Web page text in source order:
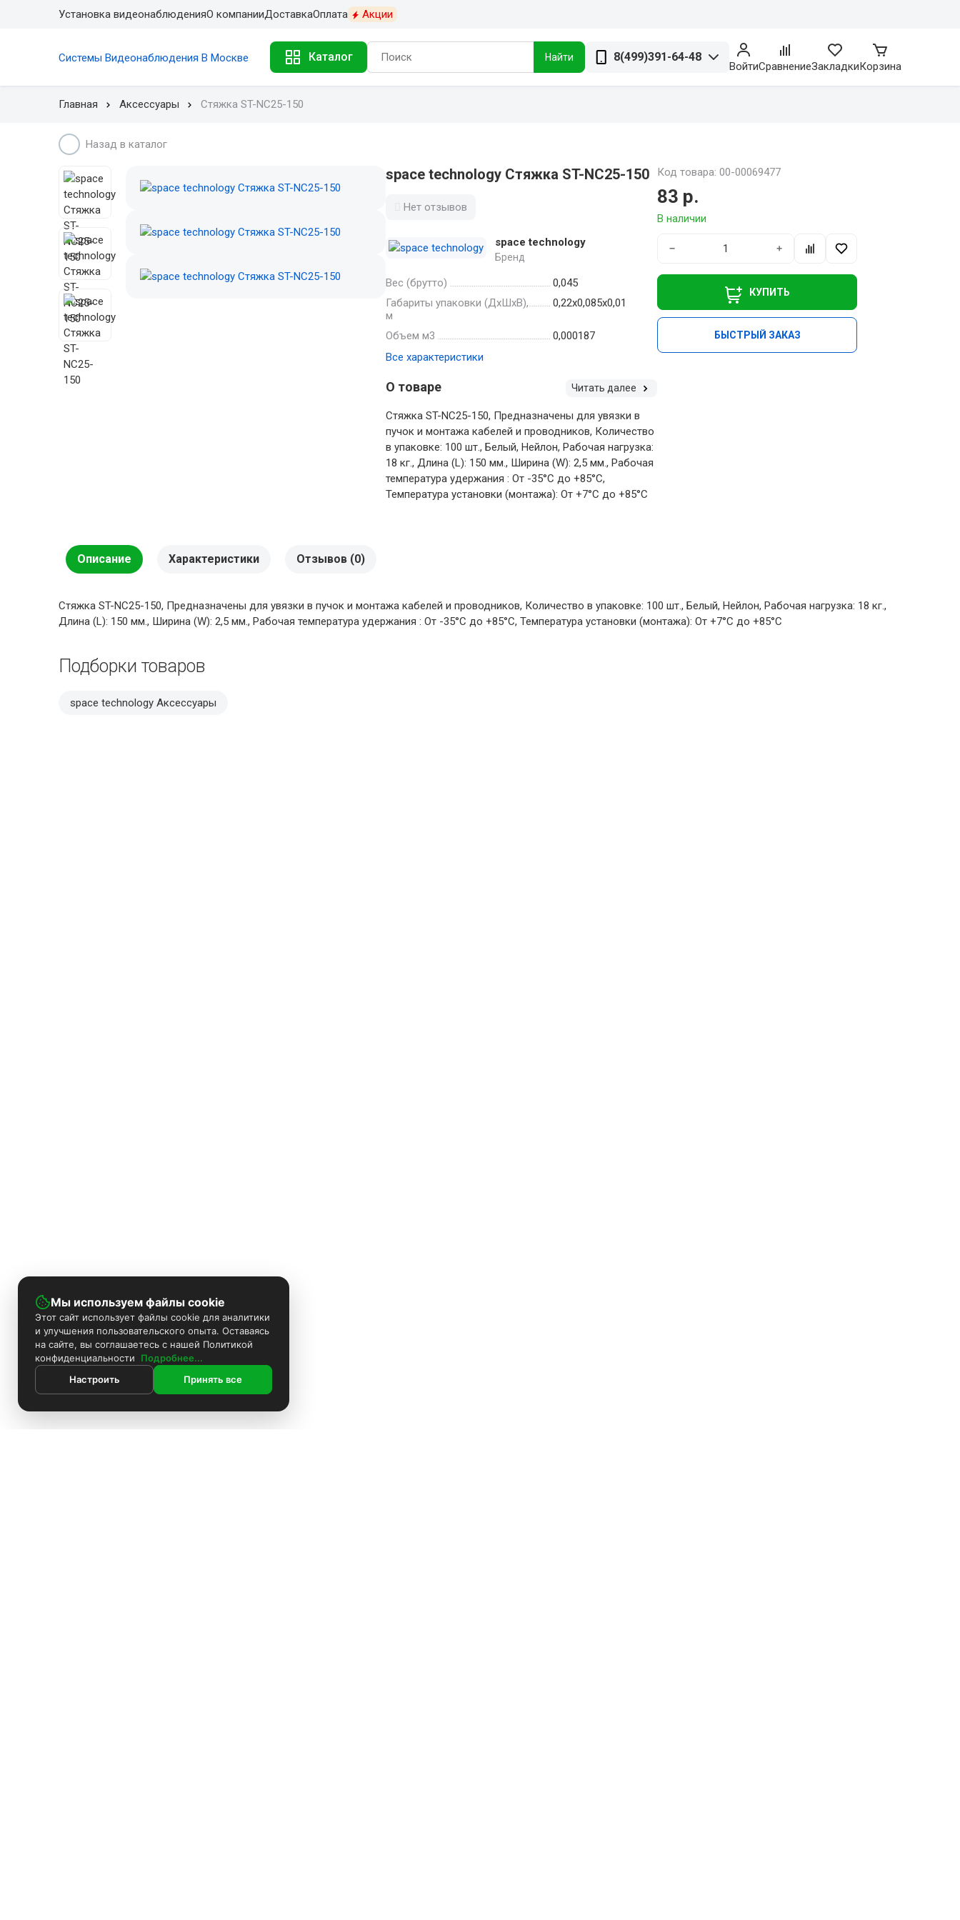
Установка видеонаблюденияО компанииДоставкаОплата Акции
Системы Видеонаблюдения В Москве Каталог Найти 8(499)391-64-48
ВойтиСравнениеЗакладкиКорзина
Главная Аксессуары Стяжка ST-NC25-150
Назад в каталог
space technology Стяжка ST-NC25-150
Нет отзывов
space technology
Бренд
Вес (брутто)
0,045
Габариты упаковки (ДхШхВ),
м
0,22x0,085x0,01
Объем м3
0,000187
Все характеристики
О товаре Читать далее
Стяжка ST-NC25-150, Предназначены для увязки в
пучок и монтажа кабелей и проводников, Количество
в упаковке: 100 шт., Белый, Нейлон, Рабочая нагрузка:
18 кг., Длина (L): 150 мм., Ширина (W): 2,5 мм., Рабочая
температура удержания : От -35°С до +85°С,
Температура установки (монтажа): От +7°С до +85°С
Код товара: 00-00069477
83 р.
В наличии
− +
КУПИТЬ
БЫСТРЫЙ ЗАКАЗ
Описание Характеристики Отзывов (0)
Стяжка ST-NC25-150, Предназначены для увязки в пучок и монтажа кабелей и проводников, Количество в упаковке: 100 шт., Белый, Нейлон, Рабочая нагрузка: 18 кг.,
Длина (L): 150 мм., Ширина (W): 2,5 мм., Рабочая температура удержания : От -35°С до +85°С, Температура установки (монтажа): От +7°С до +85°С
Подборки товаров
space technology Аксессуары
Мы используем файлы cookie
Этот сайт использует файлы cookie для аналитики
и улучшения пользовательского опыта. Оставаясь
на сайте, вы соглашаетесь с нашей Политикой
конфиденциальности
Подробнее...
Настроить
Принять все